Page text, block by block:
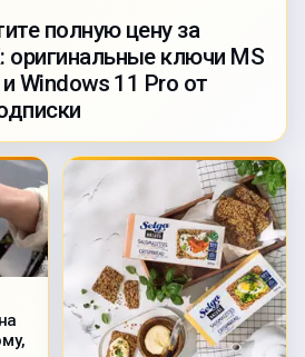
полную цену за
оригинальные ключи MS
Windows 11 Pro от